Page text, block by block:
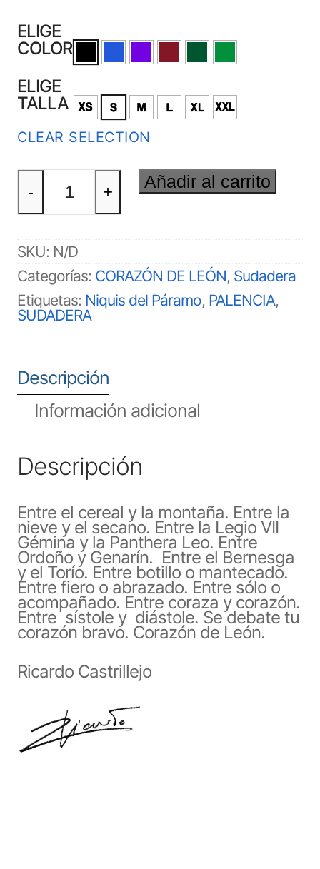
ELIGE
COLOR
ELIGE
TALLA
CLEAR SELECTION
CORAZÓN
DE
Sudadera
- +
Añadir al carrito
SKU: N/D
Categorías: CORAZÓN DE LEÓN, Sudadera
Etiquetas: Niquis del Páramo, PALENCIA,
SUDADERA
Descripción
Información adicional
Descripción
Entre el cereal y la montaña. Entre la
nieve y el secano. Entre la Legio VII
Gémina y la Panthera Leo. Entre
Ordoño y Genarín. Entre el Bernesga
y el Torío. Entre botillo o mantecado.
Entre fiero o abrazado. Entre sólo o
acompañado. Entre coraza y corazón.
Entre sístole y diástole. Se debate tu
corazón bravo. Corazón de León.
Ricardo Castrillejo